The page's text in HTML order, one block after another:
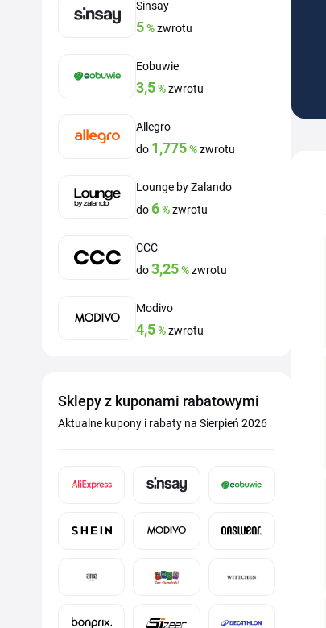
Sinsay
5%zwrotu
Eobuwie
3,5%zwrotu
Allegro
do 1,775%zwrotu
Lounge by Zalando
do 6%zwrotu
CCC
do3,25%zwrotu
Modivo
4,5%zwrotu
Sklepy z kuponami rabatowymi
Aktualne kupony i rabaty na Sierpień 2026